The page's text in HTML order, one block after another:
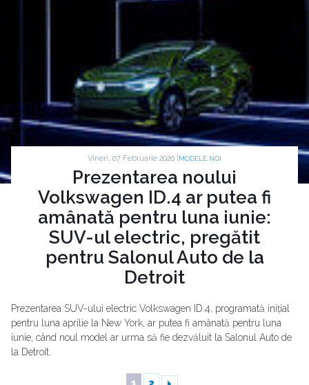
Vineri, 07 Februarie 2020 | MODELE NOI
Prezentarea noului
Volkswagen ID.4 ar putea fi
amânată pentru luna iunie:
SUV-ul electric, pregătit
pentru Salonul Auto de la
Detroit
Prezentarea SUV-ului electric Volkswagen ID.4, programată inițial
pentru luna aprilie la New York, ar putea fi amânată pentru luna
iunie, când noul model ar urma să fie dezvăluit la Salonul Auto de
la Detroit.